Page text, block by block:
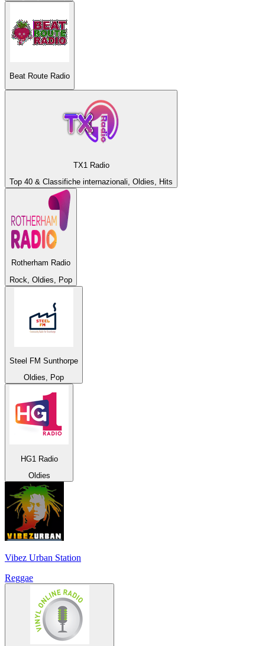
Beat Route Radio
TX1 Radio
Top 40 & Classifiche internazionali, Oldies, Hits
Rotherham Radio
Rock, Oldies, Pop
Steel FM Sunthorpe
Oldies, Pop
HG1 Radio
Oldies
Vibez Urban Station
Reggae